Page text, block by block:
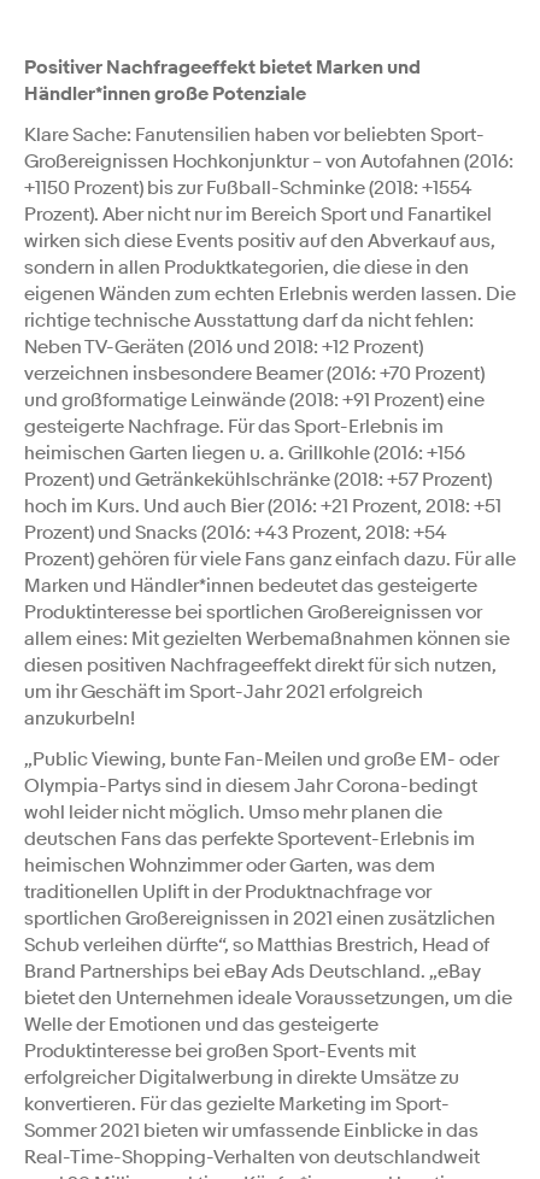
Positiver Nachfrageeffekt bietet Marken und
Händler*innen große Potenziale
Klare Sache: Fanutensilien haben vor beliebten Sport-
Großereignissen Hochkonjunktur – von Autofahnen (2016:
+1150 Prozent) bis zur Fußball-Schminke (2018: +1554
Prozent). Aber nicht nur im Bereich Sport und Fanartikel
wirken sich diese Events positiv auf den Abverkauf aus,
sondern in allen Produktkategorien, die diese in den
eigenen Wänden zum echten Erlebnis werden lassen. Die
richtige technische Ausstattung darf da nicht fehlen:
Neben TV-Geräten (2016 und 2018: +12 Prozent)
verzeichnen insbesondere Beamer (2016: +70 Prozent)
und großformatige Leinwände (2018: +91 Prozent) eine
gesteigerte Nachfrage. Für das Sport-Erlebnis im
heimischen Garten liegen u. a. Grillkohle (2016: +156
Prozent) und Getränkekühlschränke (2018: +57 Prozent)
hoch im Kurs. Und auch Bier (2016: +21 Prozent, 2018: +51
Prozent) und Snacks (2016: +43 Prozent, 2018: +54
Prozent) gehören für viele Fans ganz einfach dazu. Für alle
Marken und Händler*innen bedeutet das gesteigerte
Produktinteresse bei sportlichen Großereignissen vor
allem eines: Mit gezielten Werbemaßnahmen können sie
diesen positiven Nachfrageeffekt direkt für sich nutzen,
um ihr Geschäft im Sport-Jahr 2021 erfolgreich
anzukurbeln!
„Public Viewing, bunte Fan-Meilen und große EM- oder
Olympia-Partys sind in diesem Jahr Corona-bedingt
wohl leider nicht möglich. Umso mehr planen die
deutschen Fans das perfekte Sportevent-Erlebnis im
heimischen Wohnzimmer oder Garten, was dem
traditionellen Uplift in der Produktnachfrage vor
sportlichen Großereignissen in 2021 einen zusätzlichen
Schub verleihen dürfte“, so Matthias Brestrich, Head of
Brand Partnerships bei eBay Ads Deutschland. „eBay
bietet den Unternehmen ideale Voraussetzungen, um die
Welle der Emotionen und das gesteigerte
Produktinteresse bei großen Sport-Events mit
erfolgreicher Digitalwerbung in direkte Umsätze zu
konvertieren. Für das gezielte Marketing im Sport-
Sommer 2021 bieten wir umfassende Einblicke in das
Real-Time-Shopping-Verhalten von deutschlandweit